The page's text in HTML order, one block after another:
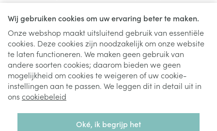
Wij gebruiken cookies om uw ervaring beter te maken.
Onze webshop maakt uitsluitend gebruik van essentiële
cookies. Deze cookies zijn noodzakelijk om onze website
te laten functioneren. We maken geen gebruik van
andere soorten cookies; daarom bieden we geen
mogelijkheid om cookies te weigeren of uw cookie-
instellingen aan te passen. We leggen dit in detail uit in
ons cookiebeleid
Oké, ik begrijp het
Juridische links